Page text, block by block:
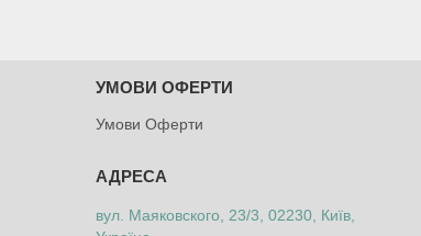
УМОВИ ОФЕРТИ
Умови Оферти
вул. Маяковского, 23/3, 02230, Київ,